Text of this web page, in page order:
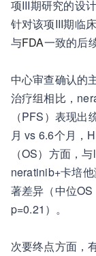
项III期研究的设
针对该项III期临
与FDA一致的后
中心审查确认的
治疗组相比，
（PFS）表现
月 vs 6.6个月，
（OS）方面，
neratinib+卡培
著差异（中位
p=0.21）。
次要终点方面，